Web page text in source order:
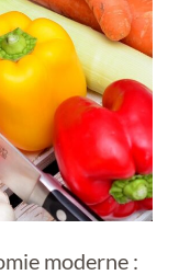
moderne :